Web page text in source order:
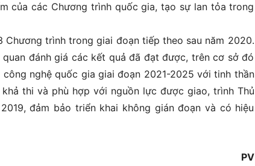
của các Chương trình quốc gia, tạo sự lan tỏa trong
trình trong giai đoạn tiếp theo sau năm 2020.
đánh giá các kết quả đã đạt được, trên cơ sở đó
nghệ quốc gia giai đoạn 2021-2025 với tinh thần
thi và phù hợp với nguồn lực được giao, trình Thủ
đảm bảo triển khai không gián đoạn và có hiệu
PV